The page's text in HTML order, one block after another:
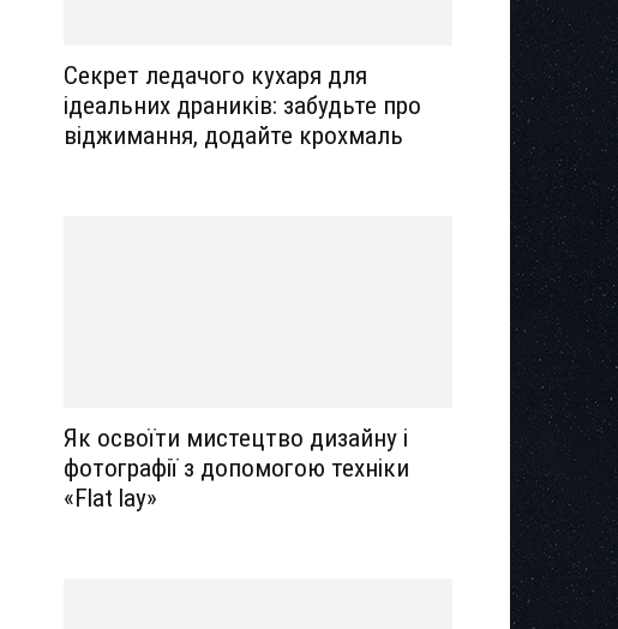
Секрет ледачого кухаря для
ідеальних драників: забудьте про
віджимання, додайте крохмаль
Як освоїти мистецтво дизайну і
фотографії з допомогою техніки
«Flat lay»